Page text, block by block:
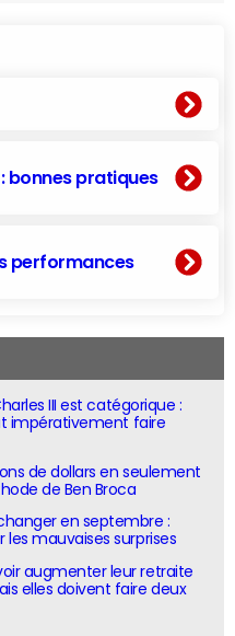
bonnes pratiques
performances
III est catégorique :
impérativement faire
de dollars en seulement
de Ben Broca
en septembre :
mauvaises surprises
augmenter leur retraite
elles doivent faire deux